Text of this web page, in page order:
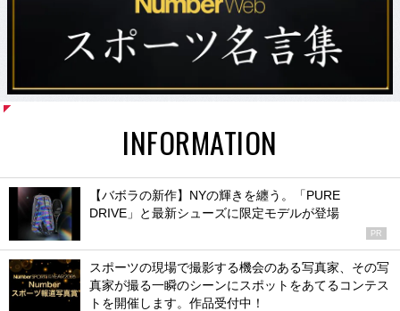
INFORMATION
【バボラの新作】NYの輝きを纏う。「PURE
DRIVE」と最新シューズに限定モデルが登場
PR
スポーツの現場で撮影する機会のある写真家、その写
真家が撮る一瞬のシーンにスポットをあてるコンテス
トを開催します。作品受付中！